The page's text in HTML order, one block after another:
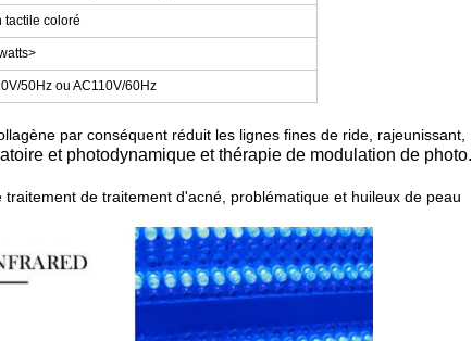
tactile coloré
50Hz ou AC110V/60Hz
par conséquent réduit les lignes fines de ride, rajeunissant,
et photodynamique et thérapie de modulation de photo.
de traitement d'acné, problématique et huileux de peau